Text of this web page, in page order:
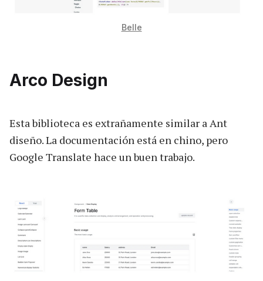
Belle
Arco Design
Esta biblioteca es extrañamente similar a Ant
diseño. La documentación está en chino, pero
Google Translate hace un buen trabajo.